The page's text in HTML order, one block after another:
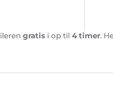
gratisi op til 4 timer.